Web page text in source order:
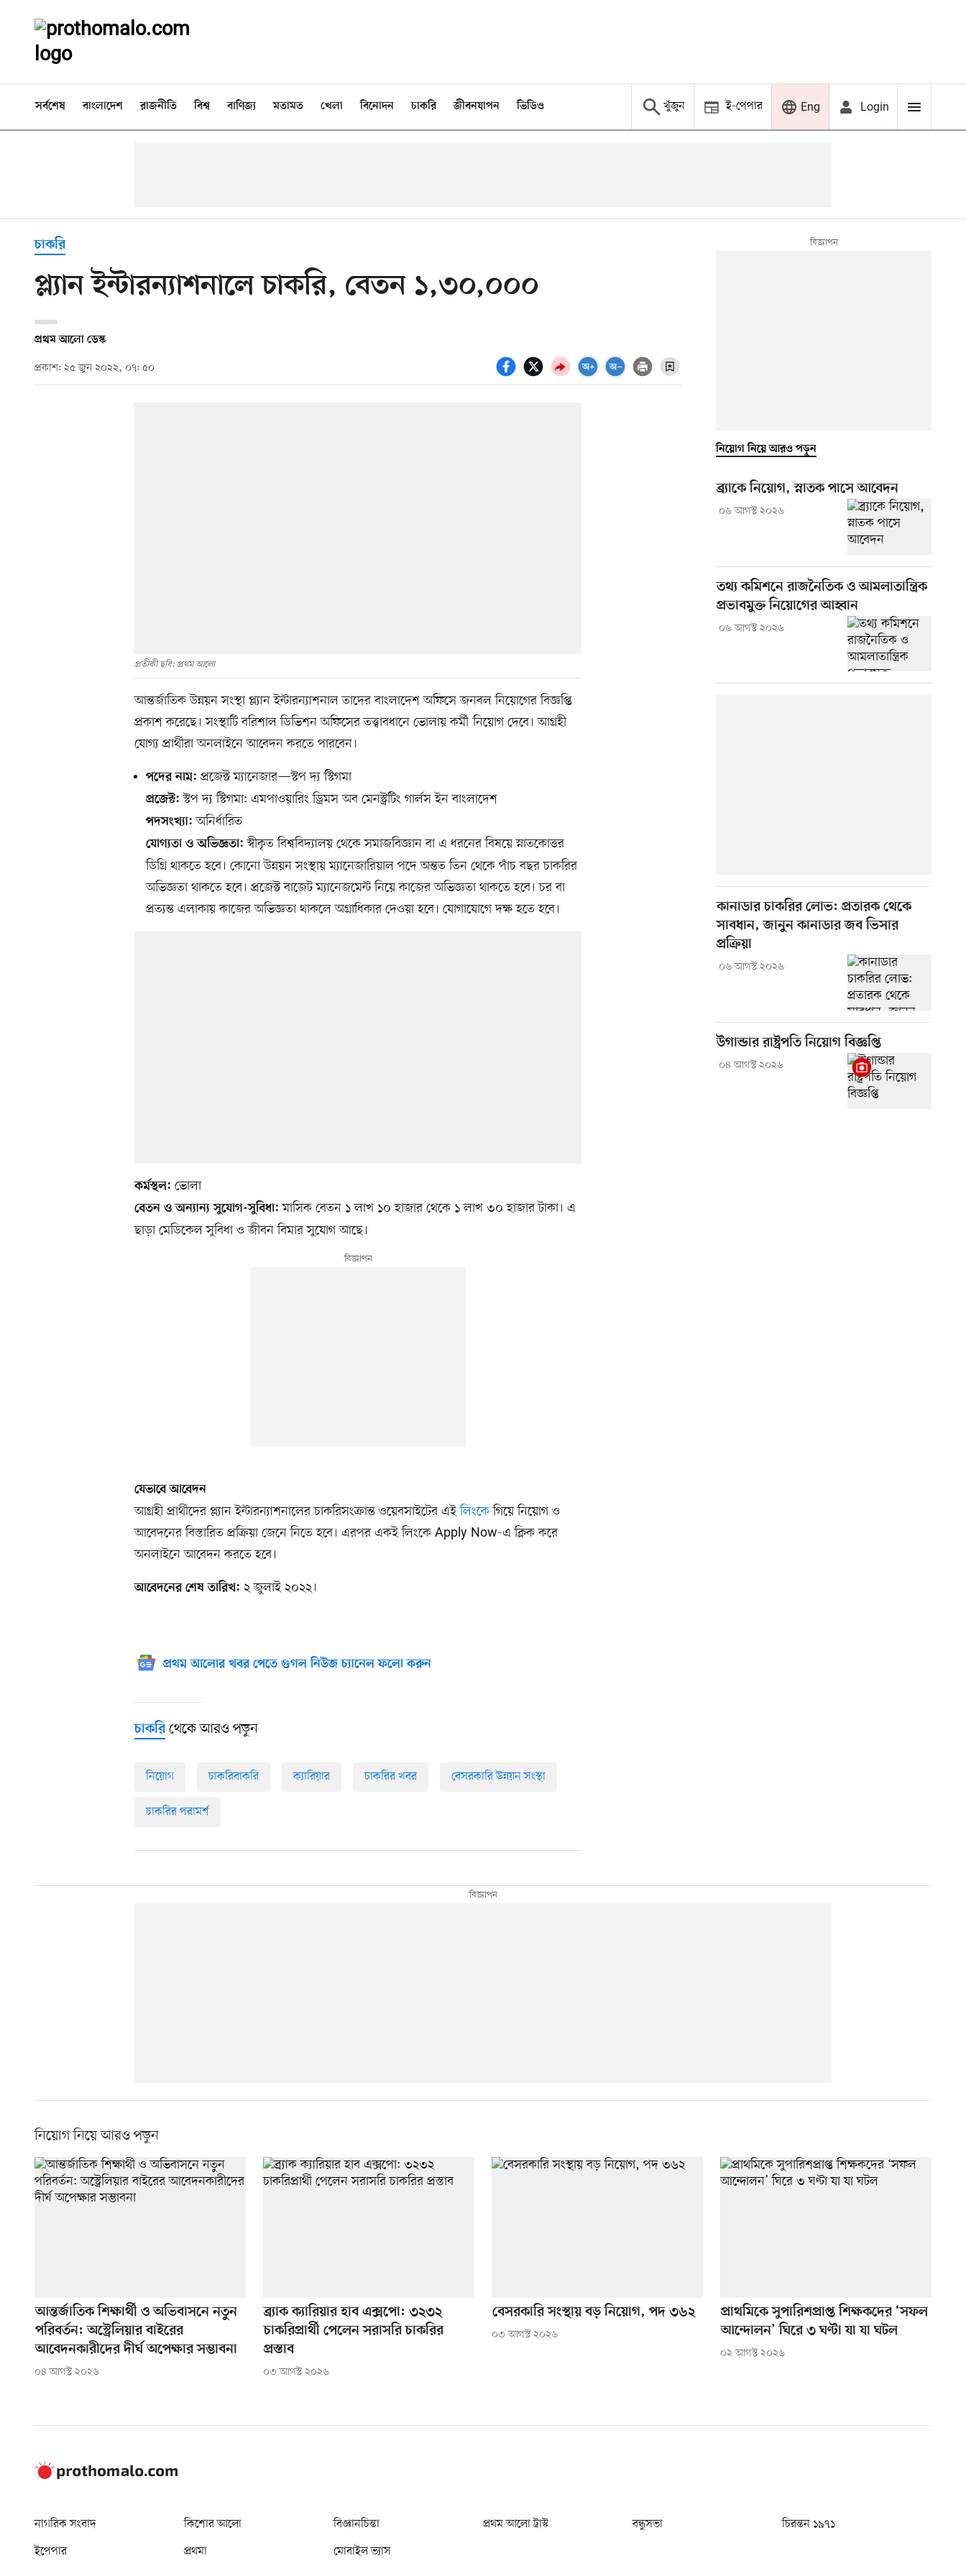
সর্বশেষ বাংলাদেশ রাজনীতি বিশ্ব বাণিজ্য মতামত খেলা বিনোদন চাকরি জীবনযাপন ভিডিও খুঁজুন ই-পেপার Eng Login
চাকরি
প্ল্যান ইন্টারন্যাশনালে চাকরি, বেতন ১,৩০,০০০
প্রথম আলো ডেস্ক
প্রকাশ: ২৫ জুন ২০২২, ০৭: ৫০
প্রতীকী ছবি: প্রথম আলো
আন্তর্জাতিক উন্নয়ন সংস্থা প্ল্যান ইন্টারন্যাশনাল তাদের বাংলাদেশ অফিসে জনবল নিয়োগের বিজ্ঞপ্তি
প্রকাশ করেছে। সংস্থাটি বরিশাল ডিভিশন অফিসের তত্ত্বাবধানে ভোলায় কর্মী নিয়োগ দেবে। আগ্রহী
যোগ্য প্রার্থীরা অনলাইনে আবেদন করতে পারবেন।
পদের নাম:প্রজেক্ট ম্যানেজার—স্টপ দ্য স্টিগমা
প্রজেক্ট:স্টপ দ্য স্টিগমা: এমপাওয়ারিং ড্রিমস অব মেনস্ট্রটিং গার্লস ইন বাংলাদেশ
পদসংখ্যা:অনির্ধারিত
যোগ্যতা ও অভিজ্ঞতা:স্বীকৃত বিশ্ববিদ্যালয় থেকে সমাজবিজ্ঞান বা এ ধরনের বিষয়ে স্নাতকোত্তর
ডিগ্রি থাকতে হবে। কোনো উন্নয়ন সংস্থায় ম্যানেজারিয়াল পদে অন্তত তিন থেকে পাঁচ বছর চাকরির
অভিজ্ঞতা থাকতে হবে। প্রজেক্ট বাজেট ম্যানেজমেন্ট নিয়ে কাজের অভিজ্ঞতা থাকতে হবে। চর বা
প্রত্যন্ত এলাকায় কাজের অভিজ্ঞতা থাকলে অগ্রাধিকার দেওয়া হবে। যোগাযোগে দক্ষ হতে হবে।
কর্মস্থল: ভোলা
বেতন ও অন্যান্য সুযোগ-সুবিধা:মাসিক বেতন ১ লাখ ১০ হাজার থেকে ১ লাখ ৩০ হাজার টাকা। এ
ছাড়া মেডিকেল সুবিধা ও জীবন বিমার সুযোগ আছে।
যেভাবে আবেদন
আগ্রহী প্রার্থীদের প্ল্যান ইন্টারন্যাশনালের চাকরিসংক্রান্ত ওয়েবসাইটের এইলিংকেগিয়ে নিয়োগ ও
আবেদনের বিস্তারিত প্রক্রিয়া জেনে নিতে হবে। এরপর একই লিংকে Apply Now-এ ক্লিক করে
অনলাইনে আবেদন করতে হবে।
আবেদনের শেষ তারিখ: ২ জুলাই ২০২২।
প্রথম আলোর খবর পেতে গুগল নিউজ চ্যানেল ফলো করুন
চাকরিথেকে আরও পড়ুন
নিয়োগ চাকরিবাকরি ক্যারিয়ার চাকরির খবর বেসরকারি উন্নয়ন সংস্থা
চাকরির পরামর্শ
নিয়োগ নিয়ে আরও পড়ুন
ব্র্যাকে নিয়োগ, স্নাতক পাসে আবেদন
০৬ আগস্ট ২০২৬
তথ্য কমিশনে রাজনৈতিক ও আমলাতান্ত্রিক
প্রভাবমুক্ত নিয়োগের আহ্বান
০৬ আগস্ট ২০২৬
কানাডার চাকরির লোভ: প্রতারক থেকে
সাবধান, জানুন কানাডার জব ভিসার
প্রক্রিয়া
০৬ আগস্ট ২০২৬
উগান্ডার রাষ্ট্রপতি নিয়োগ বিজ্ঞপ্তি
০৪ আগস্ট ২০২৬
নিয়োগ নিয়ে আরও পড়ুন
আন্তর্জাতিক শিক্ষার্থী ও অভিবাসনে নতুন
পরিবর্তন: অস্ট্রেলিয়ার বাইরের
আবেদনকারীদের দীর্ঘ অপেক্ষার সম্ভাবনা
০৪ আগস্ট ২০২৬
ব্র্যাক ক্যারিয়ার হাব এক্সপো: ৩২৩২
চাকরিপ্রার্থী পেলেন সরাসরি চাকরির
প্রস্তাব
০৩ আগস্ট ২০২৬
বেসরকারি সংস্থায় বড় নিয়োগ, পদ ৩৬২
০৩ আগস্ট ২০২৬
প্রাথমিকে সুপারিশপ্রাপ্ত শিক্ষকদের ‘সফল
আন্দোলন’ ঘিরে ৩ ঘণ্টা যা যা ঘটল
০২ আগস্ট ২০২৬
নাগরিক সংবাদ কিশোর আলো বিজ্ঞানচিন্তা প্রথম আলো ট্রাস্ট বন্ধুসভা
চিরন্তন ১৯৭১
ইপেপার
প্রথমা মোবাইল ভ্যাস